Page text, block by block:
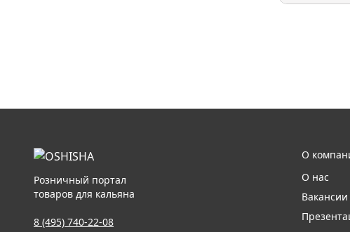
Розничный портал
товаров для кальяна
8 (495) 740-22-08
О
О нас
Вакансии